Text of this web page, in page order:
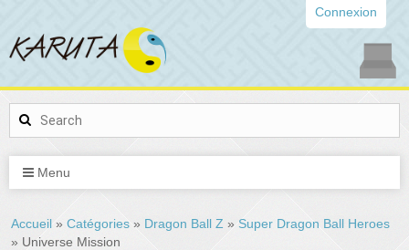
Connexion
Menu
Accueil » Catégories » Dragon Ball Z » Super Dragon Ball Heroes
» Universe Mission